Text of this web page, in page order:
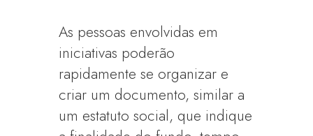
As pessoas envolvidas em
iniciativas poderão
rapidamente se organizar e
criar um documento, similar a
um estatuto social, que indique